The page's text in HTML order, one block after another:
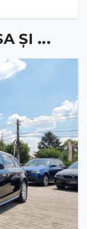
ȘI ...